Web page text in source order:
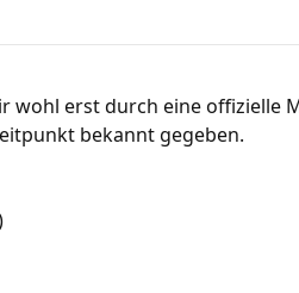
wohl erst durch eine offizielle
bekannt gegeben.